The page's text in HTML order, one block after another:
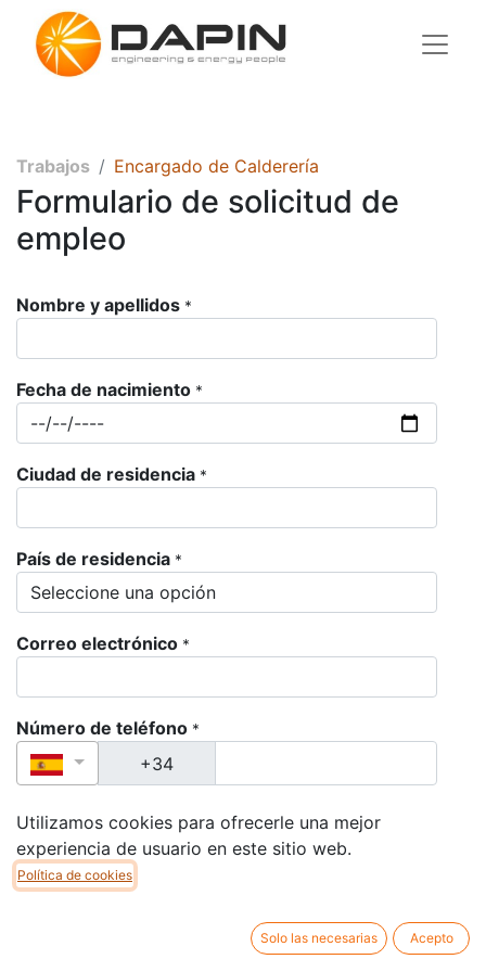
Trabajos Encargado de Calderería
Formulario de solicitud de
empleo
Nombre y apellidos *
Fecha de nacimiento *
Ciudad de residencia *
País de residencia *
Correo electrónico *
Número de teléfono *
Número de su pasaporte *
Utilizamos cookies para ofrecerle una mejor
experiencia de usuario en este sitio web.
Política de cookies
Solo las necesarias Acepto